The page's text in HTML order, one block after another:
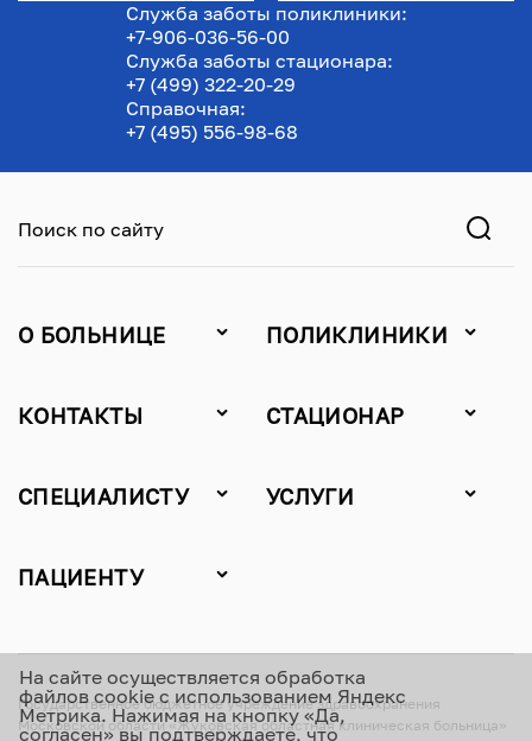
Служба заботы поликлиники:
+7-906-036-56-00
Служба заботы стационара:
+7 (499) 322-20-29
Справочная:
+7 (495) 556-98-68
Поиск по сайту
О БОЛЬНИЦЕ ПОЛИКЛИНИКИ
КОНТАКТЫ СТАЦИОНАР
СПЕЦИАЛИСТУ УСЛУГИ
ПАЦИЕНТУ
Государственное бюджетное учреждение здравоохранения
Московской области «Жуковская областная клиническая больница»
На сайте осуществляется обработка
файлов cookie с использованием Яндекс
Метрика. Нажимая на кнопку «Да,
согласен» вы подтверждаете, что